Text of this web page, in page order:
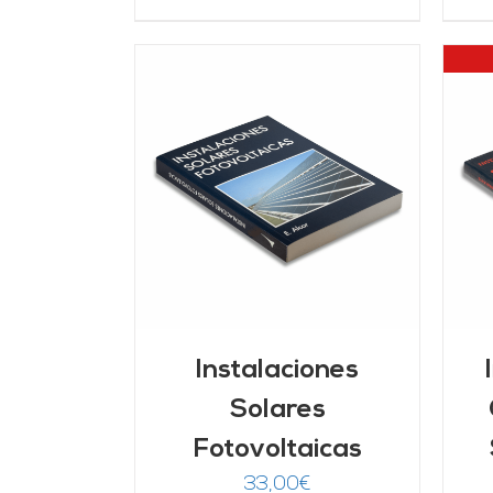
Instalaciones
Solares
Fotovoltaicas
33,00€
DETALLES